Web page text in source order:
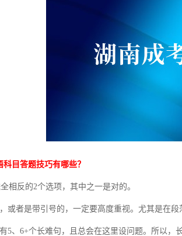
目答题技巧有哪些？
相反的2个选项，其中之一是对的。
或者是带引号的，一定要高度重视。尤其是在
5、6+个长难句，且总会在这里设问题。所以，